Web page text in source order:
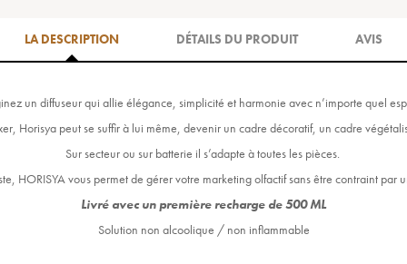
LA DESCRIPTION DÉTAILS DU PRODUIT AVIS
un diffuseur qui allie élégance, simplicité et harmonie avec n’importe quel
Horisya peut se suffir à lui même, devenir un cadre décoratif, un cadre
Sur secteur ou sur batterie il s’adapte à toutes les pièces.
HORISYA vous permet de gérer votre marketing olfactif sans être contraint par
Livré avec un première recharge de 500 ML
Solution non alcoolique / non inflammable